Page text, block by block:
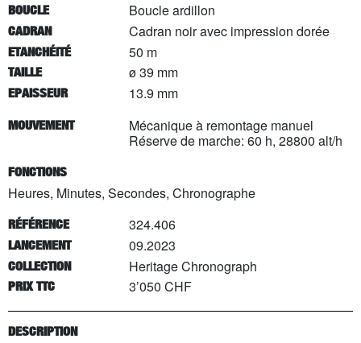
BOUCLE Boucle ardillon
CADRAN Cadran noir avec impression dorée
ETANCHÉITÉ 50 m
TAILLE ø 39 mm
EPAISSEUR 13.9 mm
MOUVEMENT
Mécanique à remontage manuel
Réserve de marche: 60 h, 28800 alt/h
FONCTIONS
Heures, Minutes, Secondes, Chronographe
RÉFÉRENCE 324.406
LANCEMENT 09.2023
COLLECTION Heritage Chronograph
PRIX TTC 3’050 CHF
DESCRIPTION